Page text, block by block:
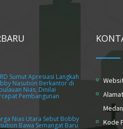
Sumut Apresiasi Langkah
Nasution Berkantor di
Nias, Dinilai
Pembangunan
Nias Utara Sebut Bobby
Bawa Semangat Baru
Medan
Kode